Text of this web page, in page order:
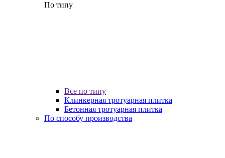
По типу
Все по типу
Клинкерная тротуарная плитка
Бетонная тротуарная плитка
По способу производства